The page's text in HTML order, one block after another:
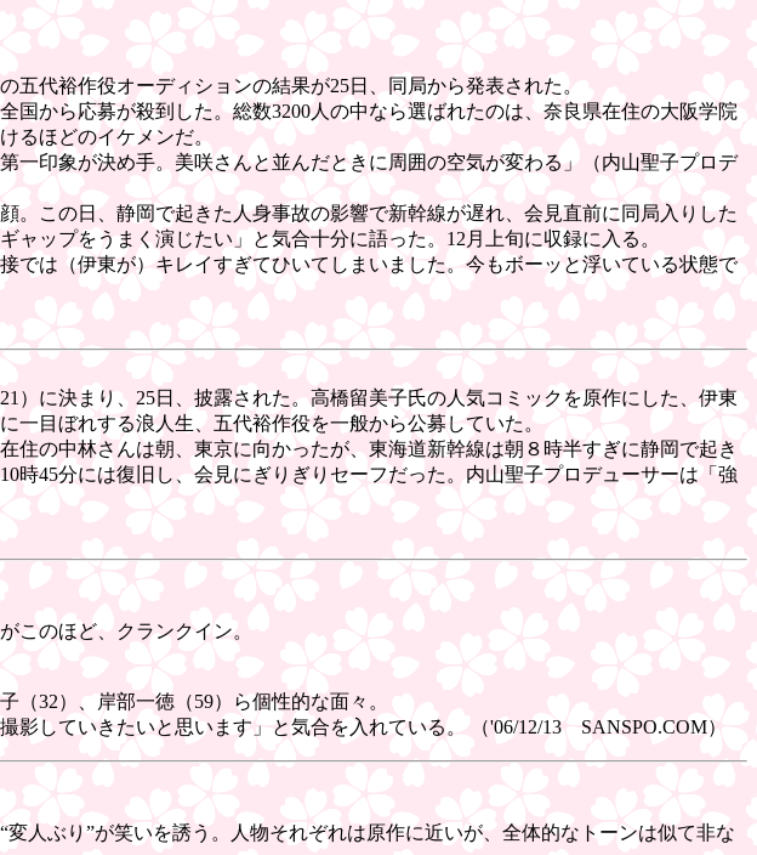
代裕作役オーディションの結果が25日、同局から発表された。
から応募が殺到した。総数3200人の中なら選ばれたのは、奈良県在住の大阪学院
るほどのイケメンだ。
印象が決め手。美咲さんと並んだときに周囲の空気が変わる」（内山聖子プロデ
この日、静岡で起きた人身事故の影響で新幹線が遅れ、会見直前に同局入りした
ップをうまく演じたい」と気合十分に語った。12月上旬に収録に入る。
では（伊東が）キレイすぎてひいてしまいました。今もボーッと浮いている状態で
に決まり、25日、披露された。高橋留美子氏の人気コミックを原作にした、伊東
目ぼれする浪人生、五代裕作役を一般から公募していた。
の中林さんは朝、東京に向かったが、東海道新幹線は朝８時半すぎに静岡で起き
45分には復旧し、会見にぎりぎりセーフだった。内山聖子プロデューサーは「強
このほど、クランクイン。
32）、岸部一徳（59）ら個性的な面々。
していきたいと思います」と気合を入れている。 （'06/12/13 SANSPO.COM）
人ぶり”が笑いを誘う。人物それぞれは原作に近いが、全体的なトーンは似て非な